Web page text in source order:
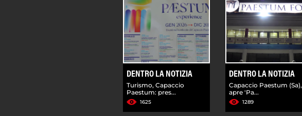
DENTRO LA NOTIZIA
Turismo, Capaccio
Paestum: pres...
1625
DENTRO LA NOTIZIA
Capaccio Paestum (Sa),
apre 'Pa...
1289